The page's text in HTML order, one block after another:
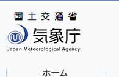
ホーム